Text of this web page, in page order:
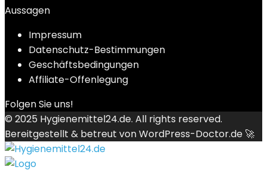
Aussagen
Impressum
Datenschutz-Bestimmungen
Geschäftsbedingungen
Affiliate-Offenlegung
Folgen Sie uns!
© 2025 Hygienemittel24.de. All rights reserved.
Bereitgestellt & betreut vonWordPress-Doctor.de 🚀